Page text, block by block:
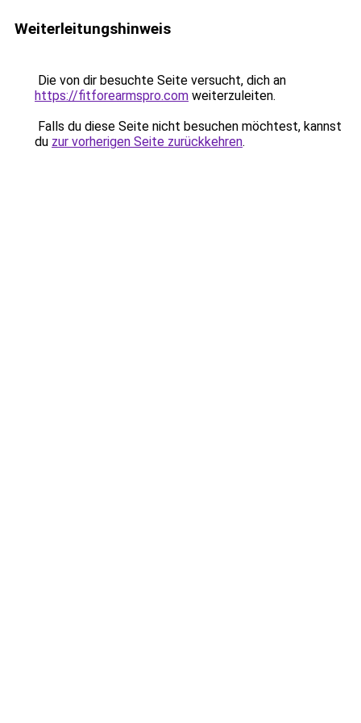
Weiterleitungshinweis
Die von dir besuchte Seite versucht, dich an
https://fitforearmspro.com weiterzuleiten.
Falls du diese Seite nicht besuchen möchtest, kannst
du zur vorherigen Seite zurückkehren.